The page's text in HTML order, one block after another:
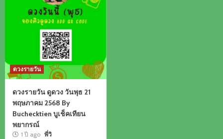
ดวงรายวัน
ดวงรายวัน ดูดวง วันพุธ 21
พฤษภาคม 2568 By
Buchecktien บูเช็คเทียน
พยากรณ์
1 ปี ago พี่วิ